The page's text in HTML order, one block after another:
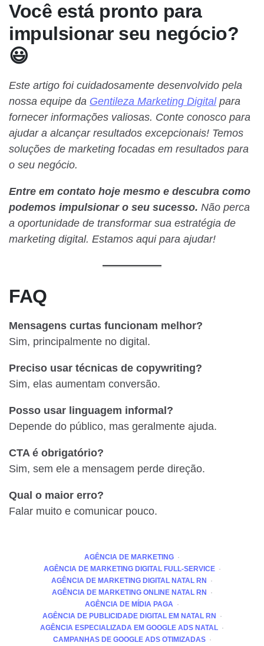
Você está pronto para
impulsionar seu negócio?
😃
Este artigo foi cuidadosamente desenvolvido pela
nossa equipe da Gentileza Marketing Digital para
fornecer informações valiosas. Conte conosco para
ajudar a alcançar resultados excepcionais! Temos
soluções de marketing focadas em resultados para
o seu negócio.
Entre em contato hoje mesmo e descubra como
podemos impulsionar o seu sucesso. Não perca
a oportunidade de transformar sua estratégia de
marketing digital. Estamos aqui para ajudar!
FAQ
Mensagens curtas funcionam melhor?
Sim, principalmente no digital.
Preciso usar técnicas de copywriting?
Sim, elas aumentam conversão.
Posso usar linguagem informal?
Depende do público, mas geralmente ajuda.
CTA é obrigatório?
Sim, sem ele a mensagem perde direção.
Qual o maior erro?
Falar muito e comunicar pouco.
AGÊNCIA DE MARKETING
AGÊNCIA DE MARKETING DIGITAL FULL-SERVICE
AGÊNCIA DE MARKETING DIGITAL NATAL RN
AGÊNCIA DE MARKETING ONLINE NATAL RN
AGÊNCIA DE MÍDIA PAGA
AGÊNCIA DE PUBLICIDADE DIGITAL EM NATAL RN
AGÊNCIA ESPECIALIZADA EM GOOGLE ADS NATAL
CAMPANHAS DE GOOGLE ADS OTIMIZADAS